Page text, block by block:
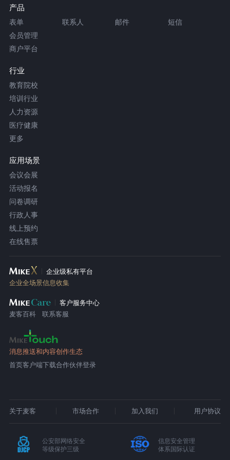
产品
表单 联系人 邮件
短信
会员管理
商户平台
行业
教育院校
培训行业
人力资源
医疗健康
更多
应用场景
会议会展
活动报名
问卷调研
行政人事
线上预约
在线售票
企业级私有平台
企业全场景信息收集
客户服务中心
麦客百科
联系客服
消息推送和内容创作生态
首页客户端下载合作伙伴登录
关于麦客 市场合作 加入我们 用户协议
公安部网络安全
等级保护三级
信息安全管理
体系国际认证